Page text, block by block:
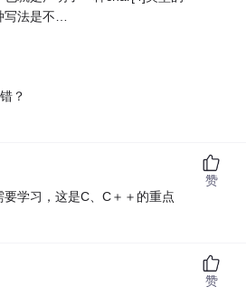
写法是不…
？
学习，这是C、C＋＋的重点
赞
赞